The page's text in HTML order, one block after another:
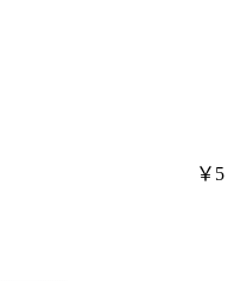
￥5